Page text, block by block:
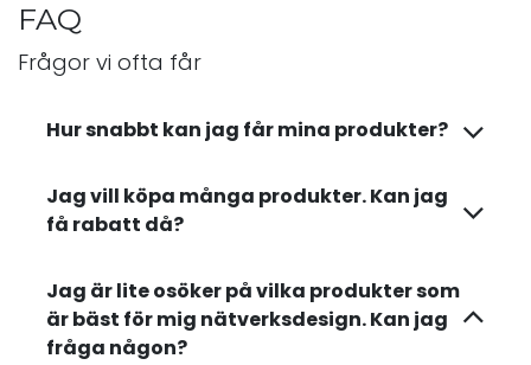
FAQ
Frågor vi ofta får
Hur snabbt kan jag får mina produkter?
Jag vill köpa många produkter. Kan jag
få rabatt då?
Jag är lite osöker på vilka produkter som
är bäst för mig nätverksdesign. Kan jag
fråga någon?